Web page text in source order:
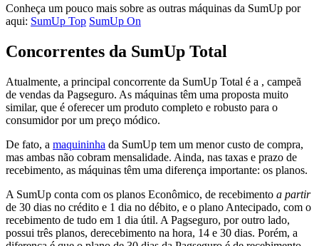
Conheça um pouco mais sobre as outras máquinas da SumUp por
aqui: SumUp Top SumUp On
Concorrentes da SumUp Total
Atualmente, a principal concorrente da SumUp Total é a , campeã
de vendas da Pagseguro. As máquinas têm uma proposta muito
similar, que é oferecer um produto completo e robusto para o
consumidor por um preço módico.
De fato, a maquininha da SumUp tem um menor custo de compra,
mas ambas não cobram mensalidade. Ainda, nas taxas e prazo de
recebimento, as máquinas têm uma diferença importante: os planos.
A SumUp conta com os planos Econômico, de recebimento a partir
de 30 dias no crédito e 1 dia no débito, e o plano Antecipado, com o
recebimento de tudo em 1 dia útil. A Pagseguro, por outro lado,
possui três planos, derecebimento na hora, 14 e 30 dias. Porém, a